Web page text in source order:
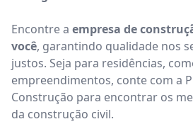
Encontre a empresa de
você, garantindo qualidade nos
justos. Seja para residências,
empreendimentos, conte com a
Construção para encontrar os
da construção civil.